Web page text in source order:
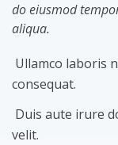
do eiusmod
aliqua.
Ullamco laboris
consequat.
Duis aute irure
velit.